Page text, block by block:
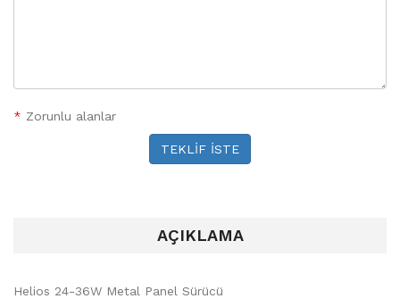
* Zorunlu alanlar
TEKLİF İSTE
AÇIKLAMA
Helios 24-36W Metal Panel Sürücü